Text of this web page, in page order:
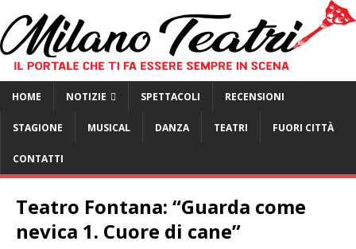
HOME NOTIZIE SPETTACOLI RECENSIONI
STAGIONE MUSICAL DANZA TEATRI FUORI CITTÀ
CONTATTI
Teatro Fontana: “Guarda come
nevica 1. Cuore di cane”